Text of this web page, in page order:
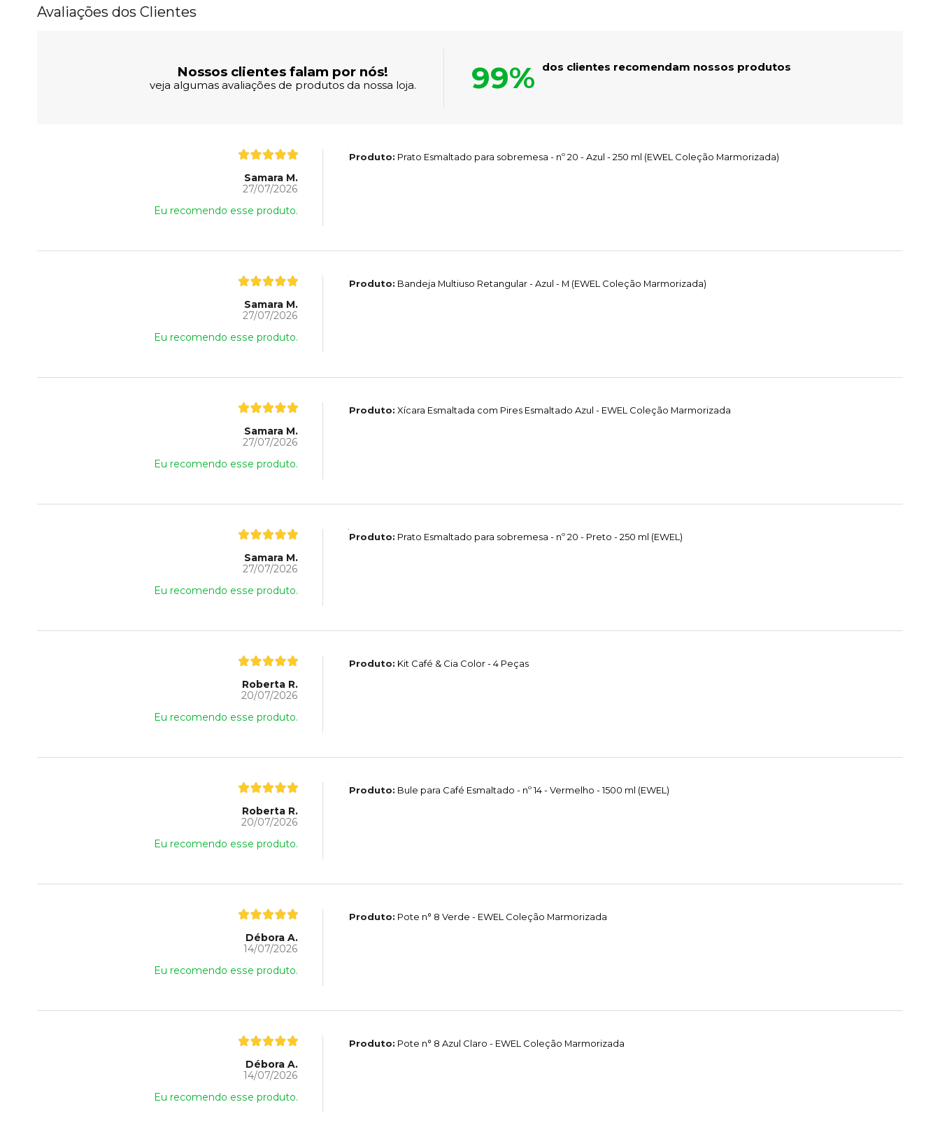
Avaliações dos Clientes
Nossos clientes falam por nós!
veja algumas avaliações de produtos da nossa loja. 99% dos clientes recomendam nossos produtos
Samara M.
27/07/2026
Eu recomendo esse produto.
Produto: Prato Esmaltado para sobremesa - nº 20 - Azul - 250 ml (EWEL Coleção Marmorizada)
Samara M.
27/07/2026
Eu recomendo esse produto.
Produto: Bandeja Multiuso Retangular - Azul - M (EWEL Coleção Marmorizada)
Samara M.
27/07/2026
Eu recomendo esse produto.
Produto: Xícara Esmaltada com Pires Esmaltado Azul - EWEL Coleção Marmorizada
Samara M.
27/07/2026
Eu recomendo esse produto.
Produto: Prato Esmaltado para sobremesa - nº 20 - Preto - 250 ml (EWEL)
Roberta R.
20/07/2026
Eu recomendo esse produto.
Produto: Kit Café & Cia Color - 4 Peças
Roberta R.
20/07/2026
Eu recomendo esse produto.
Produto: Bule para Café Esmaltado - nº 14 - Vermelho - 1500 ml (EWEL)
Débora A.
14/07/2026
Eu recomendo esse produto.
Produto: Pote n° 8 Verde - EWEL Coleção Marmorizada
Débora A.
14/07/2026
Eu recomendo esse produto.
Produto: Pote n° 8 Azul Claro - EWEL Coleção Marmorizada